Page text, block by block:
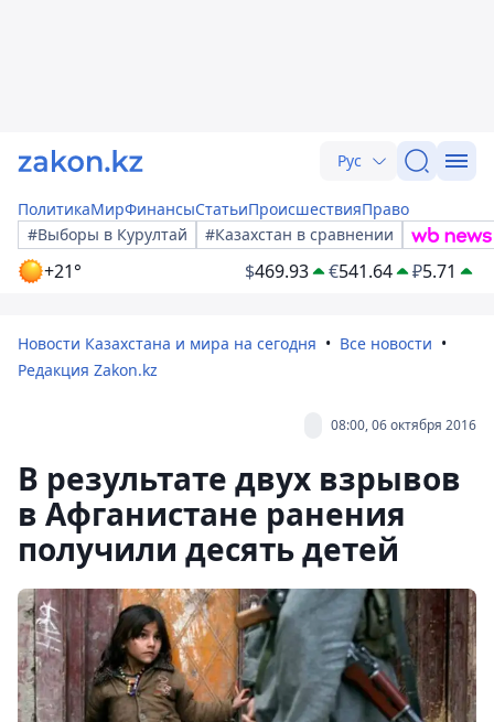
Рус
ПолитикаМирФинансыСтатьиПроисшествияПраво
#Выборы в Курултай
#Казахстан в сравнении
+21° $469.93 €541.64 ₽5.71
Новости Казахстана и мира на сегодня
Все новости
Редакция Zakon.kz
08:00, 06 октября 2016
В результате двух взрывов
в Афганистане ранения
получили десять детей